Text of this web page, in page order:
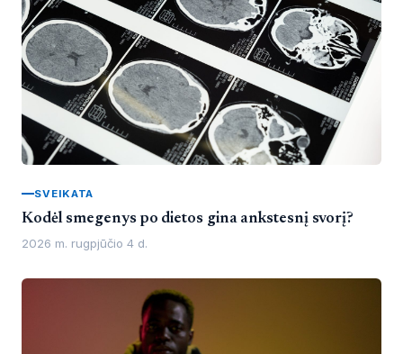
SVEIKATA
Kodėl smegenys po dietos gina ankstesnį svorį?
2026 m. rugpjūčio 4 d.